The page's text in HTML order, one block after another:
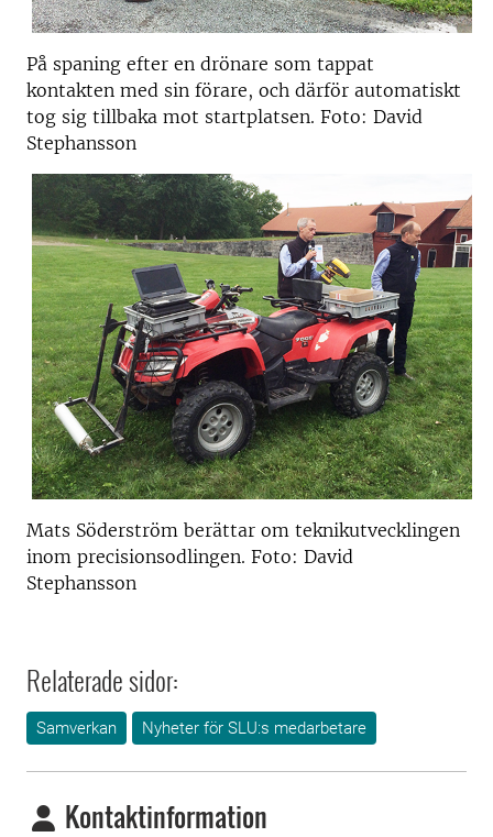
På spaning efter en drönare som tappat
kontakten med sin förare, och därför automatiskt
tog sig tillbaka mot startplatsen. Foto: David
Stephansson
Mats Söderström berättar om teknikutvecklingen
inom precisionsodlingen. Foto: David
Stephansson
Relaterade sidor:
Samverkan Nyheter för SLU:s medarbetare
Kontaktinformation